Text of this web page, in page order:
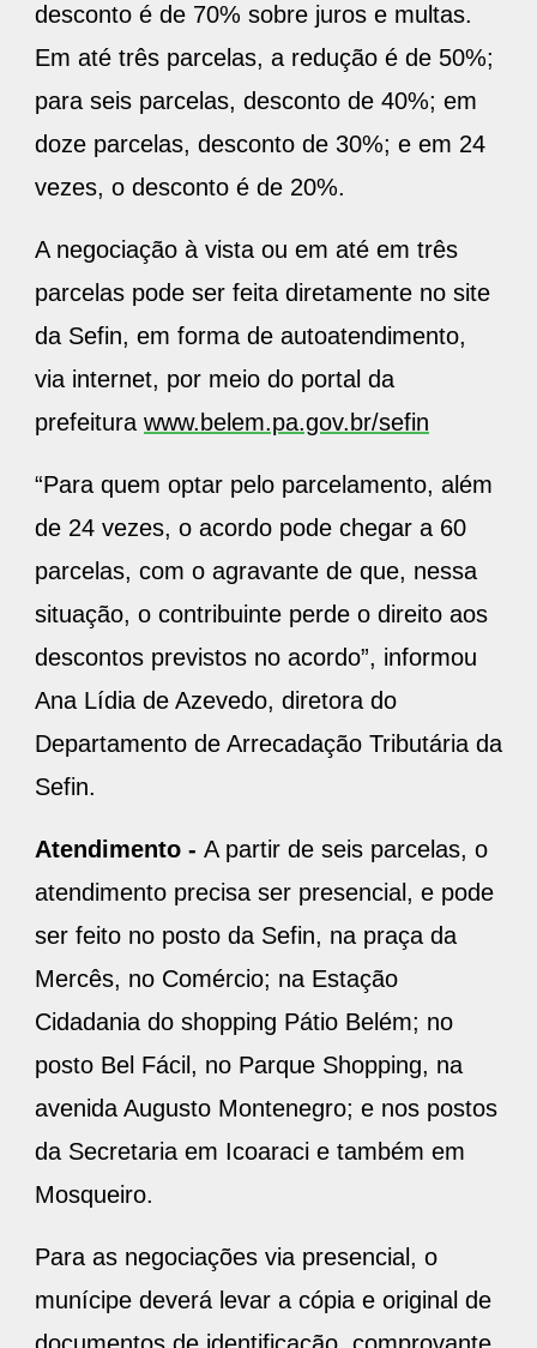
desconto é de 70% sobre juros e multas.
Em até três parcelas, a redução é de 50%;
para seis parcelas, desconto de 40%; em
doze parcelas, desconto de 30%; e em 24
vezes, o desconto é de 20%.
A negociação à vista ou em até em três
parcelas pode ser feita diretamente no site
da Sefin, em forma de autoatendimento,
via internet, por meio do portal da
prefeitura www.belem.pa.gov.br/sefin
“Para quem optar pelo parcelamento, além
de 24 vezes, o acordo pode chegar a 60
parcelas, com o agravante de que, nessa
situação, o contribuinte perde o direito aos
descontos previstos no acordo”, informou
Ana Lídia de Azevedo, diretora do
Departamento de Arrecadação Tributária da
Sefin.
Atendimento - A partir de seis parcelas, o
atendimento precisa ser presencial, e pode
ser feito no posto da Sefin, na praça da
Mercês, no Comércio; na Estação
Cidadania do shopping Pátio Belém; no
posto Bel Fácil, no Parque Shopping, na
avenida Augusto Montenegro; e nos postos
da Secretaria em Icoaraci e também em
Mosqueiro.
Para as negociações via presencial, o
munícipe deverá levar a cópia e original de